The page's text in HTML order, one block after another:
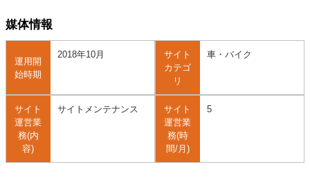
媒体情報
運用開
始時期
2018年10月
サイト
カテゴ
リ
車・バイク
サイト
運営業
務(内
容)
サイトメンテナンス
サイト
運営業
務(時
間/月)
5